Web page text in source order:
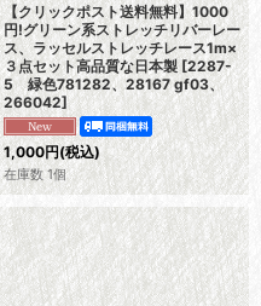
【クリックポスト送料無料】1000
円!グリーン系ストレッチリバーレー
ス、ラッセルストレッチレース1m×
３点セット高品質な日本製 [2287-
5 緑色781282、28167 gf03、
266042]
1,000円(税込)
在庫数 1個